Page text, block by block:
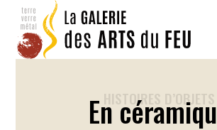
Aller
contenu
HISTOIRES D’OBJETS
En